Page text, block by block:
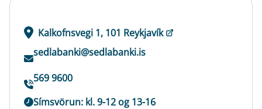
Kalkofnsvegi 1, 101 Reykjavík
sedlabanki@sedlabanki.is
569 9600
Símsvörun: kl. 9-12 og 13-16